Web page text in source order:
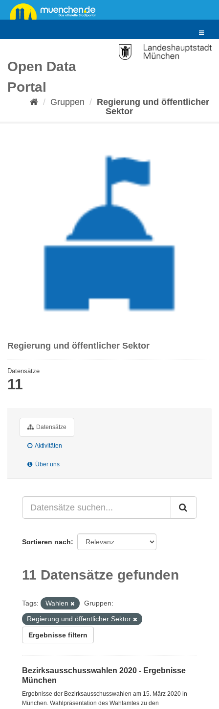
Überspringen
zum
Toggle
Open Data
Portal
Gruppen
Regierung und öffentlicher
Sektor
Regierung und öffentlicher Sektor
Datensätze
11
Datensätze
Aktivitäten
Über uns
Sortieren nach
11 Datensätze gefunden
Tags: Wahlen
Gruppen:
Regierung und öffentlicher Sektor
Ergebnisse filtern
Bezirksausschusswahlen 2020 - Ergebnisse
München
Ergebnisse der Bezirksausschusswahlen am 15. März 2020 in
München. Wahlpräsentation des Wahlamtes zu den